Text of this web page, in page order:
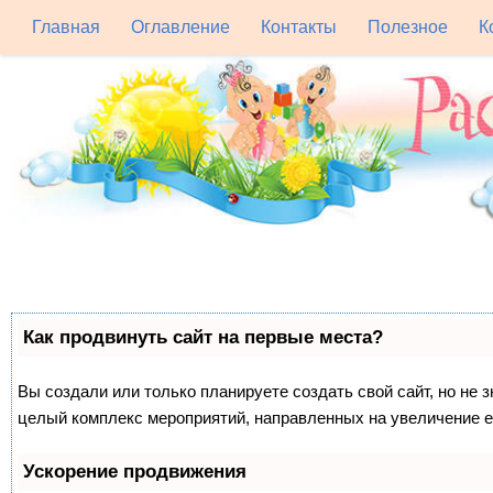
Главная Оглавление Контакты Полезное
Как продвинуть сайт на первые места?
Вы создали или только планируете создать свой сайт, но не
целый комплекс мероприятий, направленных на увеличение
Ускорение продвижения